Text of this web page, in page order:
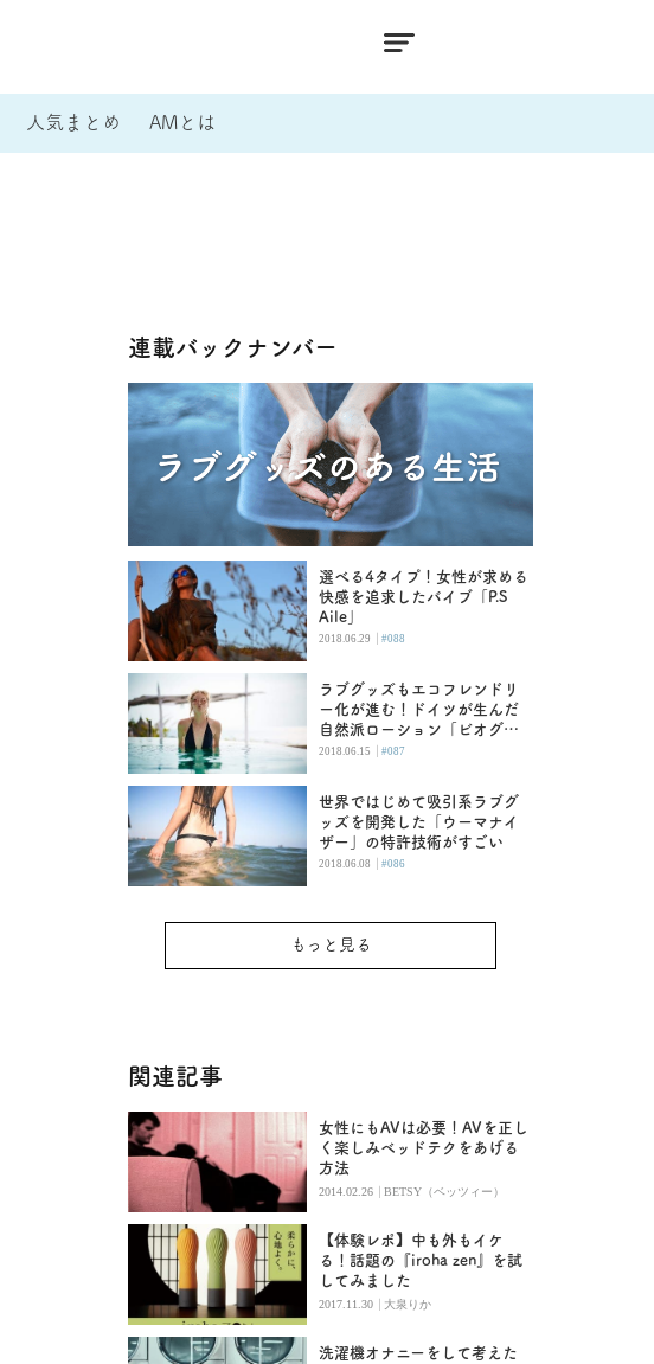
人気まとめ AMとは
連載バックナンバー
選べる4タイプ！女性が求める
快感を追求したバイブ「P.S
Aile」
2018.06.29 | #088
ラブグッズもエコフレンドリ
ー化が進む！ドイツが生んだ
自然派ローション「ビオグラ
イド」
2018.06.15 | #087
世界ではじめて吸引系ラブグ
ッズを開発した「ウーマナイ
ザー」の特許技術がすごい
2018.06.08 | #086
もっと見る
関連記事
女性にもAVは必要！AVを正し
く楽しみベッドテクをあげる
方法
2014.02.26 | BETSY（ベッツィー）
【体験レポ】中も外もイケ
る！話題の『iroha zen』を試
してみました
2017.11.30 | 大泉りか
洗濯機オナニーをして考えた